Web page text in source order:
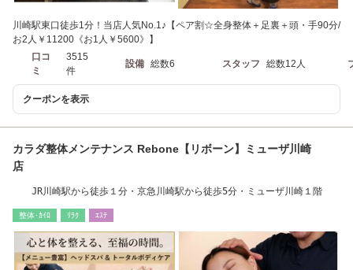
川崎駅東口徒歩1分！当店人気No.1♪【ペア割☆全身整体＋足裏＋頭・手90分/
お2人￥11200《お1人￥5600》】
口コ
ミ
3515
件
設備 総数6 スタッフ 総数12人
クーポンを表示
カラダ整体メンテナンス Rebone【リボーン】ミューザ川崎
店
JR川崎駅から徒歩１分・京急川崎駅から徒歩5分・ミューザ川崎１階
整体･ｶｲﾛ ﾘﾗｸ ｴｽﾃ